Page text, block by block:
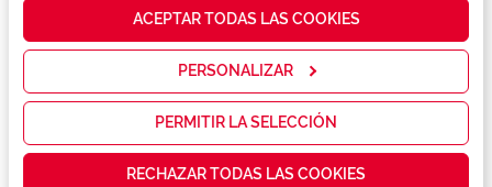
cómo mejorar
servicios y
las
que realmente
ACEPTAR TODAS LAS COOKIES
PERSONALIZAR
PERMITIR LA SELECCIÓN
RECHAZAR TODAS LAS COOKIES
Serviços exclusivos